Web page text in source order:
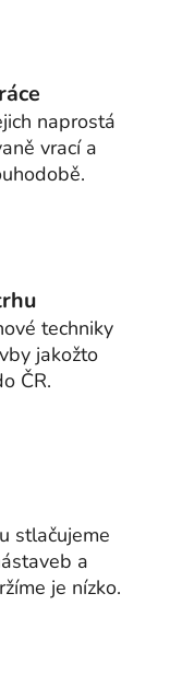
naprostá
vrací a
techniky
jakožto
ČR.
stlačujeme
a
je nízko.